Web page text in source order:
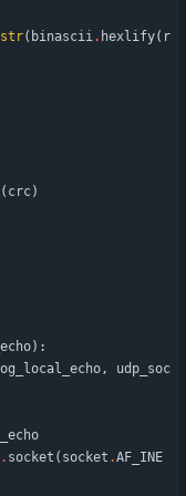
str( binascii. hexlify( r
( crc)
) :
,
udp_soc
. socket ( socket .AF_INE